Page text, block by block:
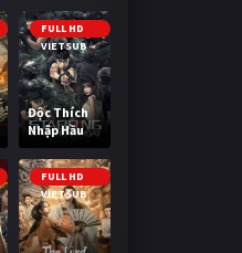
FULL HD
VIETSUB
Độc Thích
Nhập Hầu
FULL HD
VIETSUB